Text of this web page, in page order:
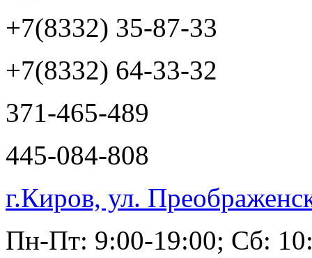
+7(8332) 35-87-33
+7(8332) 64-33-32
371-465-489
445-084-808
г.Киров, ул.
Пн-Пт: 9:00-19:00; Сб: